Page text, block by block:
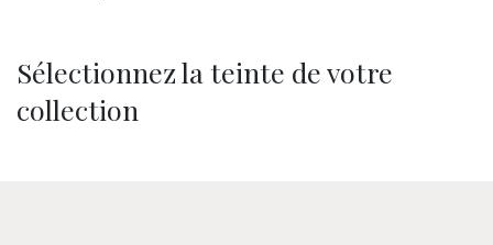
Sélectionnez la teinte de votre
collection